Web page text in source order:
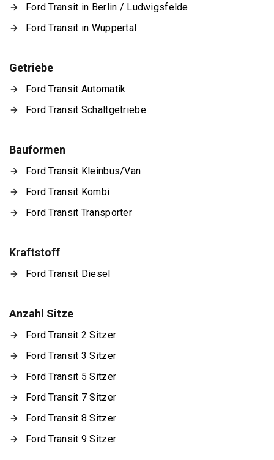
Ford Transit in Berlin / Ludwigsfelde
Ford Transit in Wuppertal
Getriebe
Ford Transit Automatik
Ford Transit Schaltgetriebe
Bauformen
Ford Transit Kleinbus/Van
Ford Transit Kombi
Ford Transit Transporter
Kraftstoff
Ford Transit Diesel
Anzahl Sitze
Ford Transit 2 Sitzer
Ford Transit 3 Sitzer
Ford Transit 5 Sitzer
Ford Transit 7 Sitzer
Ford Transit 8 Sitzer
Ford Transit 9 Sitzer